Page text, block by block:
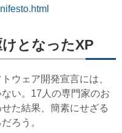
となったXP
ウェア開発宣言には、
い。17人の専門家のお
た結果、簡素にせざる
ろう。